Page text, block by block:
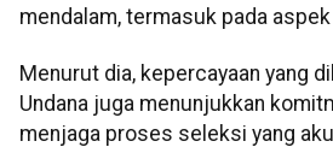
mendalam, termasuk pada
Menurut dia, kepercayaan yang
Undana juga menunjukkan
menjaga proses seleksi yang